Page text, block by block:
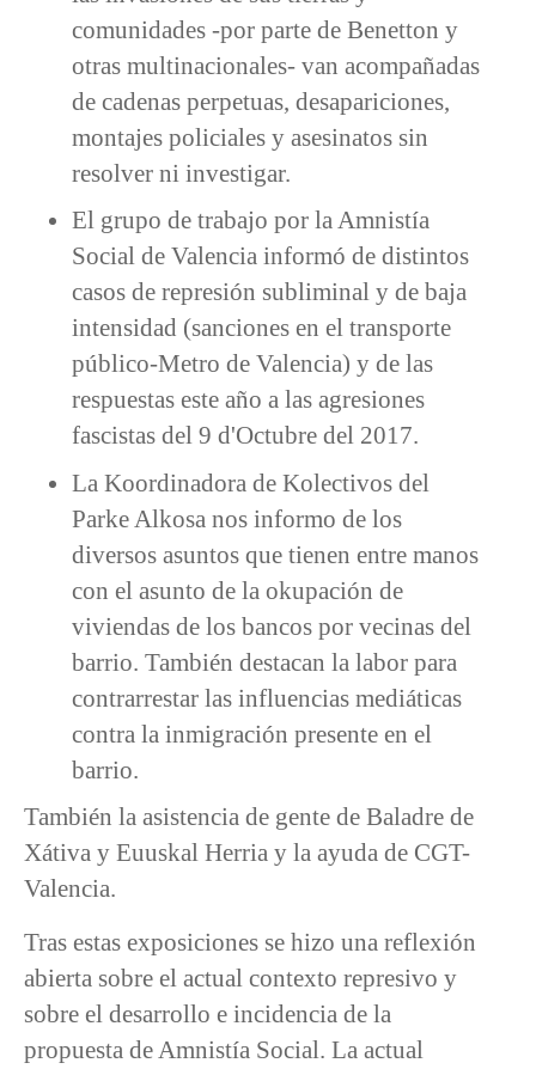
comunidades -por parte de Benetton y
otras multinacionales- van acompañadas
de cadenas perpetuas, desapariciones,
montajes policiales y asesinatos sin
resolver ni investigar.
El grupo de trabajo por la Amnistía
Social de Valencia informó de distintos
casos de represión subliminal y de baja
intensidad (sanciones en el transporte
público-Metro de Valencia) y de las
respuestas este año a las agresiones
fascistas del 9 d'Octubre del 2017.
La Koordinadora de Kolectivos del
Parke Alkosa nos informo de los
diversos asuntos que tienen entre manos
con el asunto de la okupación de
viviendas de los bancos por vecinas del
barrio. También destacan la labor para
contrarrestar las influencias mediáticas
contra la inmigración presente en el
barrio.
También la asistencia de gente de Baladre de
Xátiva y Euuskal Herria y la ayuda de CGT-
Valencia.
Tras estas exposiciones se hizo una reflexión
abierta sobre el actual contexto represivo y
sobre el desarrollo e incidencia de la
propuesta de Amnistía Social. La actual